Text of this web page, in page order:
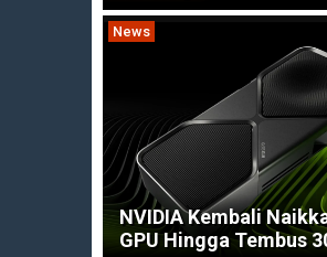
News
NVIDIA Kembali
GPU Hingga Tembus